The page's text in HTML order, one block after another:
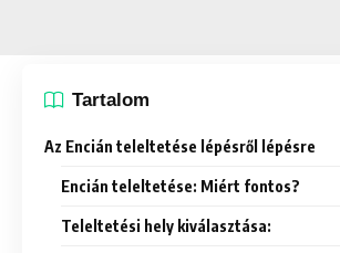
Tartalom
Az Encián teleltetése lépésről lépésre
Encián teleltetése: Miért fontos?
Teleltetési hely kiválasztása: